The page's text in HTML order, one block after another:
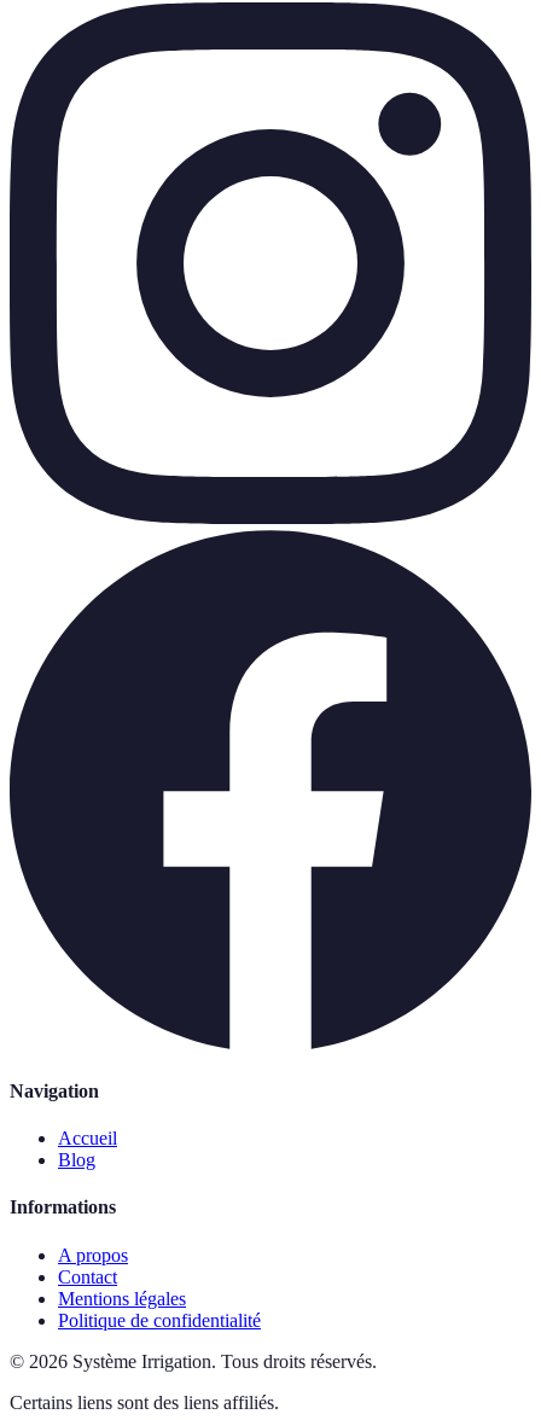
Navigation
Accueil
Blog
Informations
A propos
Contact
Mentions légales
Politique de confidentialité
© 2026 Système Irrigation. Tous droits réservés.
Certains liens sont des liens affiliés.